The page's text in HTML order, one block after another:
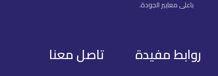
باعلى معايير الجودة.
روابط مفيدة تاصل معنا